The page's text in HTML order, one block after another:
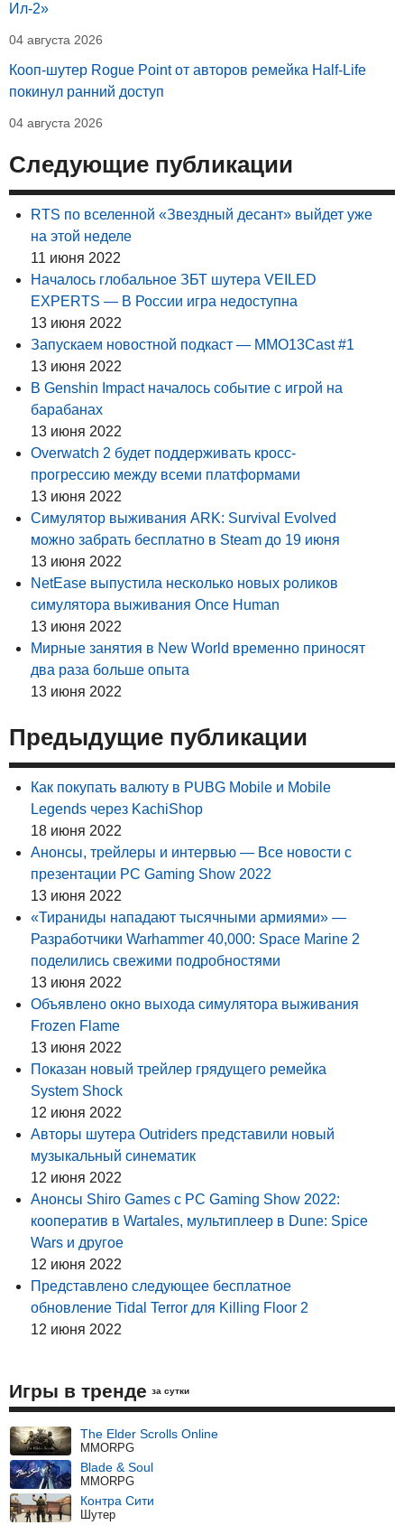
Ил-2»
04 августа 2026
Кооп-шутер Rogue Point от авторов ремейка Half-Life
покинул ранний доступ
04 августа 2026
Следующие публикации
RTS по вселенной «Звездный десант» выйдет уже
на этой неделе
11 июня 2022
Началось глобальное ЗБТ шутера VEILED
EXPERTS — В России игра недоступна
13 июня 2022
Запускаем новостной подкаст — MMO13Cast #1
13 июня 2022
В Genshin Impact началось событие с игрой на
барабанах
13 июня 2022
Overwatch 2 будет поддерживать кросс-
прогрессию между всеми платформами
13 июня 2022
Симулятор выживания ARK: Survival Evolved
можно забрать бесплатно в Steam до 19 июня
13 июня 2022
NetEase выпустила несколько новых роликов
симулятора выживания Once Human
13 июня 2022
Мирные занятия в New World временно приносят
два раза больше опыта
13 июня 2022
Предыдущие публикации
Как покупать валюту в PUBG Mobile и Mobile
Legends через KachiShop
18 июня 2022
Анонсы, трейлеры и интервью — Все новости с
презентации PC Gaming Show 2022
13 июня 2022
«Тираниды нападают тысячными армиями» —
Разработчики Warhammer 40,000: Space Marine 2
поделились свежими подробностями
13 июня 2022
Объявлено окно выхода симулятора выживания
Frozen Flame
13 июня 2022
Показан новый трейлер грядущего ремейка
System Shock
12 июня 2022
Авторы шутера Outriders представили новый
музыкальный синематик
12 июня 2022
Анонсы Shiro Games с PC Gaming Show 2022:
кооператив в Wartales, мультиплеер в Dune: Spice
Wars и другое
12 июня 2022
Представлено следующее бесплатное
обновление Tidal Terror для Killing Floor 2
12 июня 2022
Игры в тренде за сутки
The Elder Scrolls Online
MMORPG
Blade & Soul
MMORPG
Контра Сити
Шутер